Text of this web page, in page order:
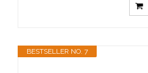
BESTSELLER NO. 7